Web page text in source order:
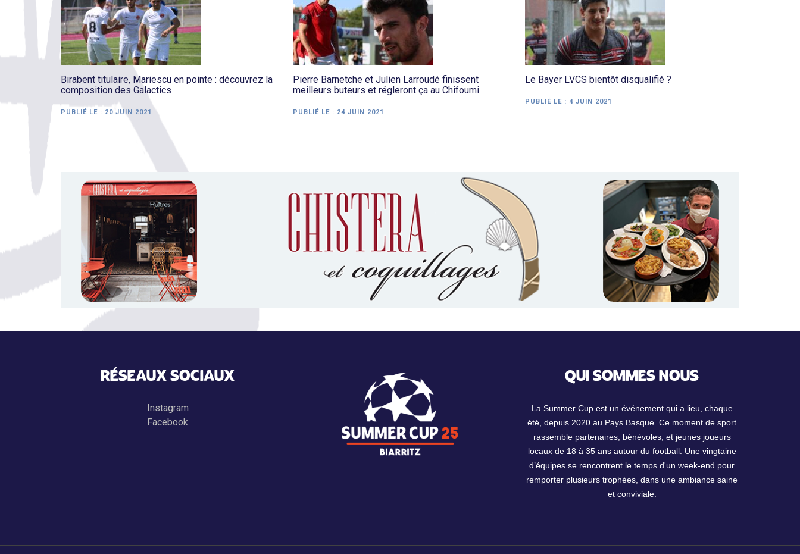
Birabent titulaire, Mariescu en pointe : découvrez la
composition des Galactics
PUBLIÉ LE : 20 JUIN 2021
Pierre Barnetche et Julien Larroudé finissent
meilleurs buteurs et régleront ça au Chifoumi
PUBLIÉ LE : 24 JUIN 2021
Le Bayer LVCS bientôt disqualifié ?
PUBLIÉ LE : 4 JUIN 2021
RÉSEAUX SOCIAUX
Instagram
Facebook
QUI SOMMES NOUS
La Summer Cup est un événement qui a lieu, chaque
été, depuis 2020 au Pays Basque. Ce moment de sport
rassemble partenaires, bénévoles, et jeunes joueurs
locaux de 18 à 35 ans autour du football. Une vingtaine
d’équipes se rencontrent le temps d'un week-end pour
remporter plusieurs trophées, dans une ambiance saine
et conviviale.